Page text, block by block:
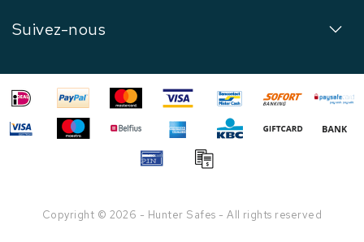
Suivez-nous
Copyright © 2026 - Hunter Safes - All rights reserved